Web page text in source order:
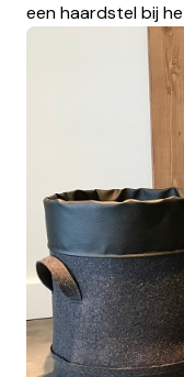
een haardstel bij